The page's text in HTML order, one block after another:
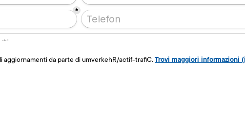
aggiornamenti da parte di umverkehR/actif-trafiC.Trovi maggiori informazioni